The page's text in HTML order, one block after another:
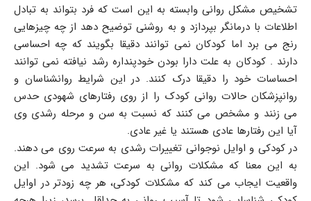
تشخیص مشکل روانی وابسته به این است که فرد بتواند به تبادل
اطلاعات با درمانگر بپردازد و به روشنی توضیح دهد از چه چیزهایی
رنج می برد اما کودکان نمی توانند دقیقا بگویند که چه احساسی
دارند . کودکان به علت دارا بودن خودپنداره رشد نیافته نمی توانند
احساسات خود را دقیقا درک کنند. در این شرایط روانشناسان و
روانپزشکان حالات روانی کودک را از روی رفتارهای شهودی حدس
می زنند و مشخص می کنند که نسبت به سن و مرحله رشدی وی
آیا این رفتارها عادی هستند یا غیر عادی.
در کودکی و اوایل نوجوانی تغییرات رشدی به سرعت روی می دهند.
به این معنا که مشکلات روانی به سرعت تشدید می شود. این
واقعیت ایجاب می کند که مشکلات کودکی، هر چه زودتر در اوایل